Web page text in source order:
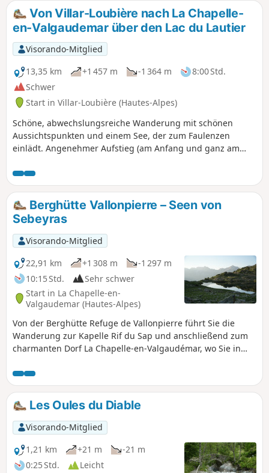
Von Villar-Loubière nach La Chapelle-
en-Valgaudemar über den Lac du Lautier
Visorando-Mitglied
13,35 km
+1 457 m -1 364 m
8:00 Std.
Schwer
Start in Villar-Loubière (Hautes-Alpes)
Schöne, abwechslungsreiche Wanderung mit schönen
Aussichtspunkten und einem See, der zum Faulenzen
einlädt. Angenehmer Aufstieg (am Anfang und ganz am
Hälfte der Strecke; ziemlich langer und anstrengender
Abstieg über Geröllfelder. Ein gut gefüllter Tag. Nutzung
des Shuttle-Busses oder zwei Fahrzeuge einplanen.
Berghütte Vallonpierre – Seen von
Sebeyras
Visorando-Mitglied
22,91 km
+1 308 m
-1 297 m
10:15 Std.
Sehr schwer
Start in La Chapelle-en-
Valgaudemar (Hautes-Alpes)
Von der Berghütte Refuge de Vallonpierre führt Sie die
Wanderung zur Kapelle Rif du Sap und anschließend zum
charmanten Dorf La Chapelle-en-Valgaudémar, wo Sie in
können, um sich zu stärken. Die Route führt dann durch
den Staatswald Forêt Domaniale du Valgaudémar, bevor Sie
die wunderschönen Seen Lacs de Pétarel und Lac de
Sebeyras erreichen.
Les Oules du Diable
Visorando-Mitglied
1,21 km
+21 m
-21 m
0:25 Std.
Leicht